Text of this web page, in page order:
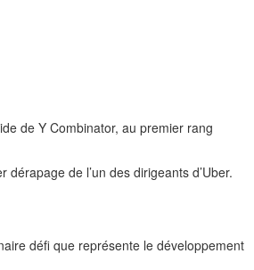
de Y Combinator, au premier rang
dérapage de l’un des dirigeants d’Uber.
défi que représente le développement